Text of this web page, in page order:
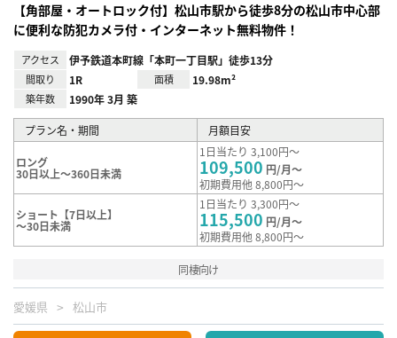
【角部屋・オートロック付】松山市駅から徒歩8分の松山市中心部
に便利な防犯カメラ付・インターネット無料物件！
アクセス 伊予鉄道本町線「本町一丁目駅」徒歩13分
間取り 1R 面積 19.98m²
築年数 1990年 3月 築
プラン名・期間 月額目安
ロング
30日以上～360日未満
1日当たり 3,100円～
109,500 円/月～
初期費用他 8,800円～
ショート【7日以上】
～30日未満
1日当たり 3,300円～
115,500 円/月～
初期費用他 8,800円～
同棲向け
愛媛県 松山市